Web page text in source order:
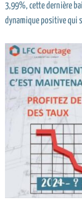
3,99%, cette dernière
dynamique positive qui